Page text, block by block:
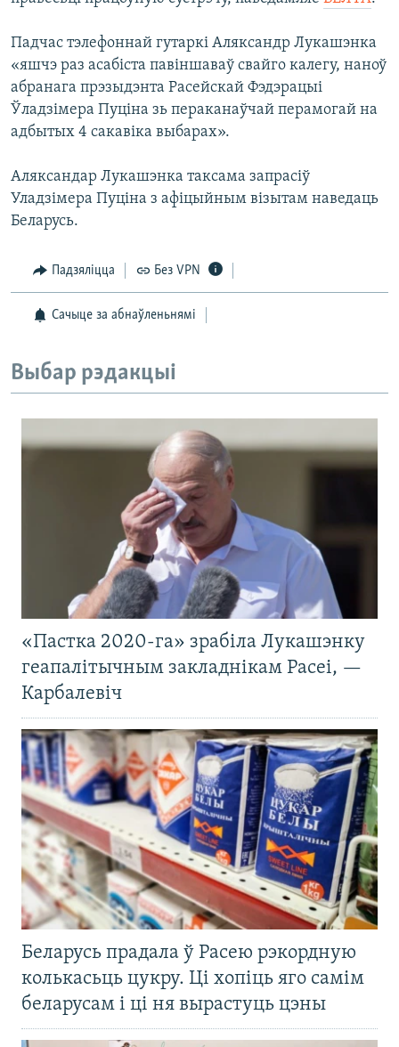
КУЛЬТУРА
КАЛЯНДАР
НА ХВАЛЯХ СВАБОДЫ
Падчас тэлефоннай гутаркі Аляксандр Лукашэнка
«яшчэ раз асабіста павіншаваў свайго калегу, наноў
абранага прэзыдэнта Расейскай Фэдэрацыі
Ўладзімера Пуціна зь пераканаўчай перамогай на
адбытых 4 сакавіка выбарах».
Аляксандар Лукашэнка таксама запрасіў
Уладзімера Пуціна з афіцыйным візытам наведаць
Беларусь.
Падзяліцца Без VPN
Сачыце за абнаўленьнямі
Выбар рэдакцыі
«Пастка 2020-га» зрабіла Лукашэнку
геапалітычным закладнікам Расеі, —
Карбалевіч
Беларусь прадала ў Расею рэкордную
колькасьць цукру. Ці хопіць яго самім
беларусам і ці ня вырастуць цэны